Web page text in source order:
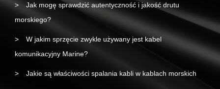
Jak mogę sprawdzić autentyczność i jakość drutu
morskiego?
W jakim sprzęcie zwykle używany jest kabel
komunikacyjny Marine?
Jakie są właściwości spalania kabli w kablach morskich